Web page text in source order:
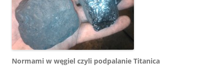
Normami w węgiel czyli podpalanie Titanica